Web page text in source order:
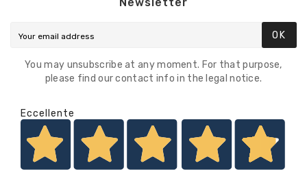
Newsletter
OK
You may unsubscribe at any moment. For that purpose,
please find our contact info in the legal notice.
Eccellente